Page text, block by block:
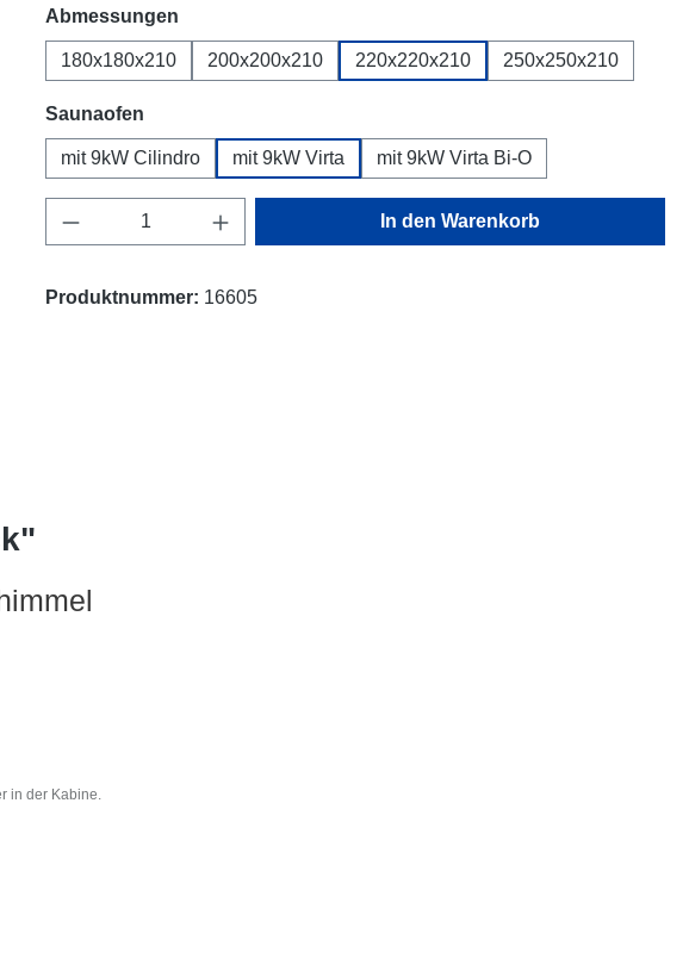
Abmessungen
180x180x210 200x200x210 220x220x210 250x250x210
Saunaofen
mit 9kW Cilindro mit 9kW Virta mit 9kW Virta Bi-O
Produkt Anzahl: Gib den gewünschten Wert ein
In den Warenkorb
Produktnummer: 16605
in der Kabine.